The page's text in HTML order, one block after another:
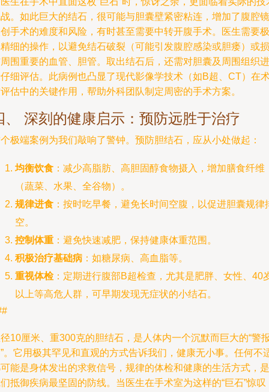
。如此巨大的结石，很可能与胆囊壁紧密粘连，增加了腹腔镜
手术的难度和风险，有时甚至需要中转开腹手术。医生需要极
细的操作，以避免结石破裂（可能引发腹腔感染或胆瘘）或损
围重要的血管、胆管。取出结石后，还需对胆囊及周围组织进
细评估。此病例也凸显了现代影像学技术（如B超、CT）在
估中的关键作用，帮助外科团队制定周密的手术方案。
、 深刻的健康启示：预防远胜于治疗
极端案例为我们敲响了警钟。预防胆结石，应从小处做起：
均衡饮食 ：减少高脂肪、高胆固醇食物摄入，增加膳食纤维
（蔬菜、水果、全谷物）。
规律进食 ：按时吃早餐，避免长时间空腹，以促进胆囊规律
空。
控制体重 ：避免快速减肥，保持健康体重范围。
积极治疗基础病 ：如糖尿病、高血脂等。
重视体检：定期进行腹部B超检查，尤其是肥胖、女性、40
以上等高危人群，可早期发现无症状的小结石。
10厘米、重300克的胆结石，是人体内一个沉默而巨大的“警
。它用极其罕见和直观的方式告诉我们，健康无小事。任何不
能是身体发出的求救信号，规律的体检和健康的生活方式，是
抵御疾病最坚固的防线。当医生在手术室为这样的“巨石”惊叹